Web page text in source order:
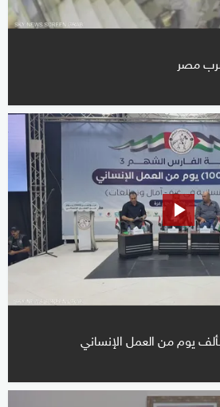
يوم من العمل الإنساني